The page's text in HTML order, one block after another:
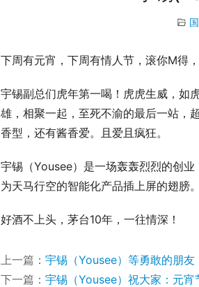
下周有元宵，下周有情人节，滚你M得
宇锡副总们虎年第一喝！虎虎生威，如
雄，相聚一起，至死不渝的最后一站，
香型，还有酱香爱。且爱且疯狂。
宇锡（Yousee）是一场轰轰烈烈的创业
为天马行空的智能化产品插上屏的翅膀
好酒不上头，茅台10年，一往情深！
上一篇： 宇锡（Yousee）等勇敢的朋友
下一篇： 宇锡（Yousee）祝大家：元宵